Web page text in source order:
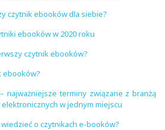
czytnik ebooków dla siebie?
ebooków w 2020 roku
czytnik ebooków?
ebooków?
najważniejsze terminy związane z branżą
w jednym miejscu
o czytnikach e-booków?